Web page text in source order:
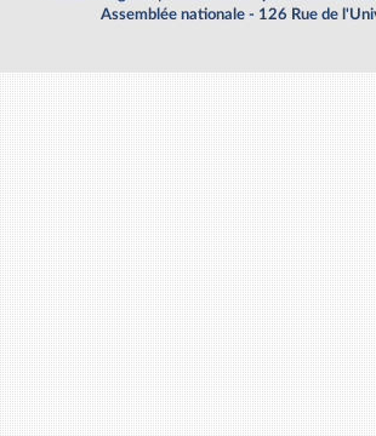
Assemblée nationale - 126 Rue de